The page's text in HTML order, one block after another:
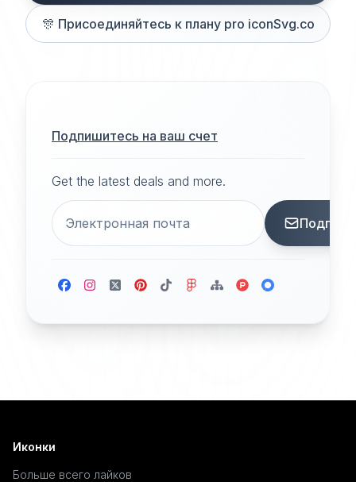
🎊 Присоединяйтесь к плану pro iconSvg.co
Подпишитесь на ваш счет
Get the latest deals and more.
Иконки
Больше всего лайков